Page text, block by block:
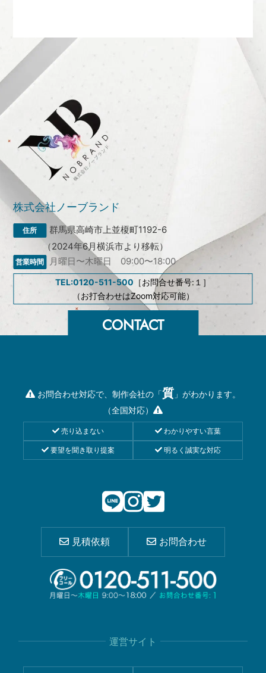
株式会社ノーブランド
群馬県高崎市上並榎町1192-6
（2024年6月横浜市より移転）
月曜日〜木曜日 09:00〜18:00
TEL:0120-511-500 ［お問合せ番号:１］
（お打合わせはZoom対応可能）
お問合わせ対応で、制作会社の「質 」がわかります。
（全国対応）
売り込まない わかりやすい言葉
要望を聞き取り提案 明るく誠実な対応
見積依頼 お問合わせ
運営サイト